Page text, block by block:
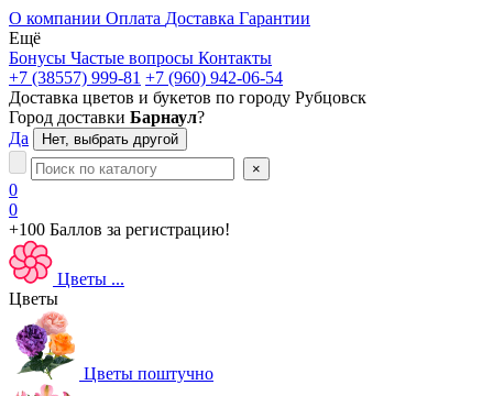
О компании Оплата Доставка Гарантии
Ещё
Бонусы Частые вопросы Контакты
+7 (38557) 999-81 +7 (960) 942-06-54
Доставка цветов и букетов по городу Рубцовск
Город доставки Барнаул?
Да
Нет, выбрать другой
×
0
0
+100 Баллов за регистрацию!
Цветы ...
Цветы
Цветы поштучно